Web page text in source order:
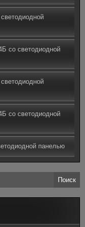
со светодиодной
со светодиодной
панелью